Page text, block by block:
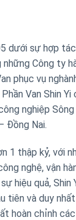
dưới sự hợp
Công ty
phục vụ
Van Shin Yi
nghiệp
Đồng Nai.
1 thập kỷ, với
nghệ, vận
hiệu quả, Shin
tiên và duy
hoàn chỉnh